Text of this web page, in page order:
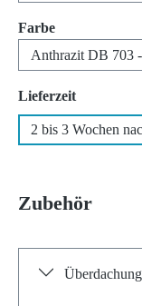
Farbeauswählen
Lieferzeitauswählen
2 bis 3 Wochen
Zubehör